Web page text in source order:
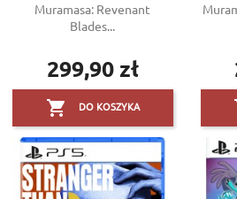
Muramasa: Revenant
Blades...
Cena
299,90 zł
 DO KOSZYKA